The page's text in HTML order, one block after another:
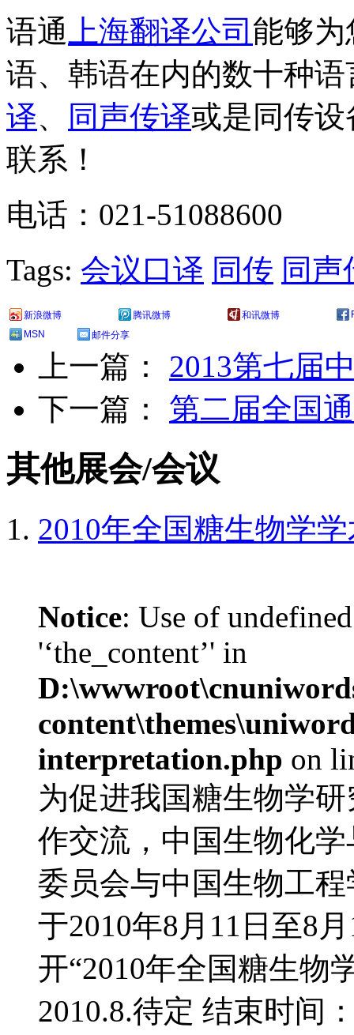
语通 上海翻译公司 能够
语、韩语在内的数十种语
译、 同声传译或是同传
联系！
电话：021-51088600
Tags: 会议口译 同传 同声
新浪微博 腾讯微博 和讯微博
MSN
邮件分享
上一篇： 2013第七届
下一篇： 第二届全国
其他展会/会议
2010年全国糖生物学
Notice: Use of
'‘the_content’' in
interpretation.php on
为促进我国糖生物学
作交流，中国生物化
委员会与中国生物工
于2010年8月11日至8
开“2010年全国糖生物
2010.8.待定 结束时间